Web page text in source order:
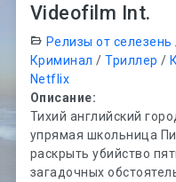
Videofilm Int.
Релизы от селезень
Криминал /Триллер /
Netflix
Описание:
Тихий английский
упрямая школьница
раскрыть убийство
загадочных